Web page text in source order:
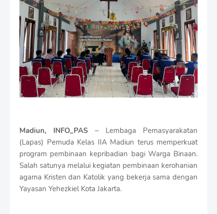
Madiun, INFO_PAS – Lembaga Pemasyarakatan
(Lapas) Pemuda Kelas IIA Madiun terus memperkuat
program pembinaan kepribadian bagi Warga Binaan.
Salah satunya melalui kegiatan pembinaan kerohanian
agama Kristen dan Katolik yang bekerja sama dengan
Yayasan Yehezkiel Kota Jakarta.
y
R
a
u
s
h
n
D
e
s
n
W
i
t
h
h
r